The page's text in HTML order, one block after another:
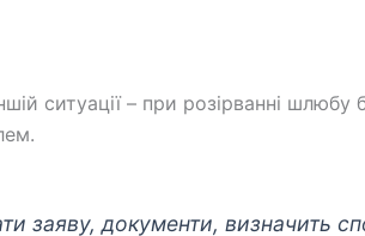
ситуації – при розірванні
заяву, документи, визначить